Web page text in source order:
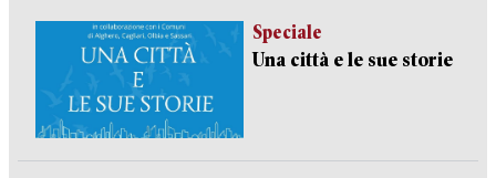
Speciale
Una città e le sue storie